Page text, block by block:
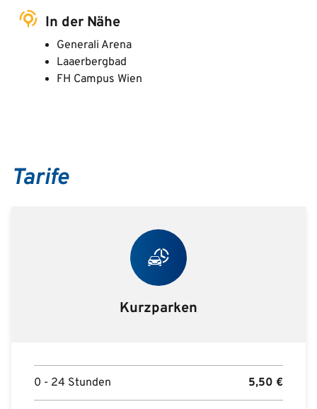
In der Nähe
Generali Arena
Laaerbergbad
FH Campus Wien
Tarife
Kurzparken
0 - 24 Stunden 5,50 €